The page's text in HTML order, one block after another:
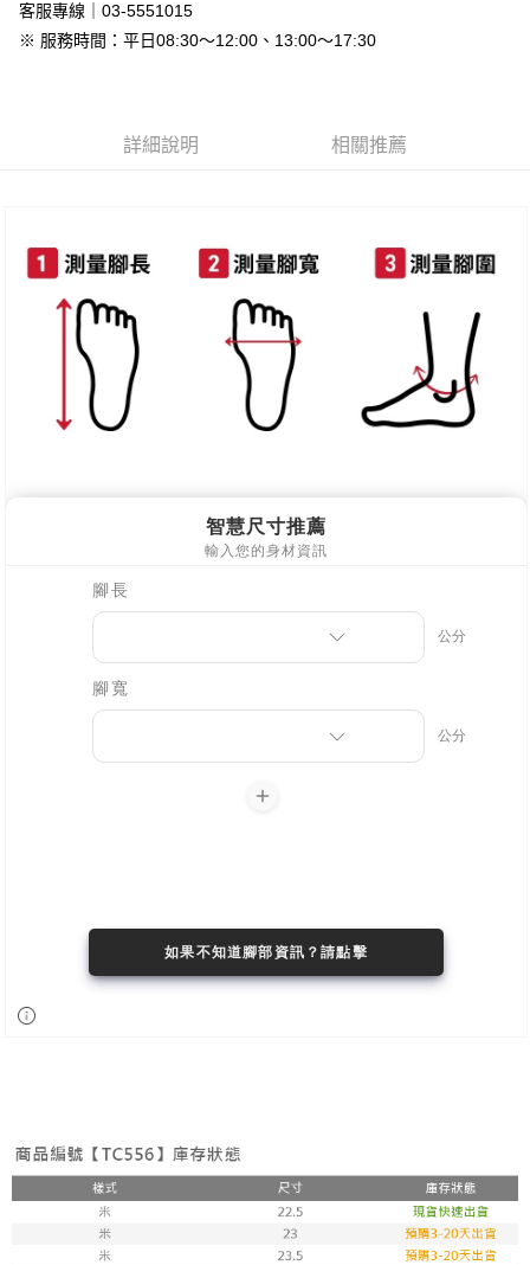
7-11付款取貨
每筆NT$80，滿NT$800(含以上)免運費
離島郵局配送
每筆NT$90，滿NT$999(含以上)免運費
【宇迅國際】限一般住址，不支援智能櫃 查看運費
客服專線｜03-5551015
※ 服務時間：平日08:30～12:00、13:00～17:30
詳細說明 相關推薦